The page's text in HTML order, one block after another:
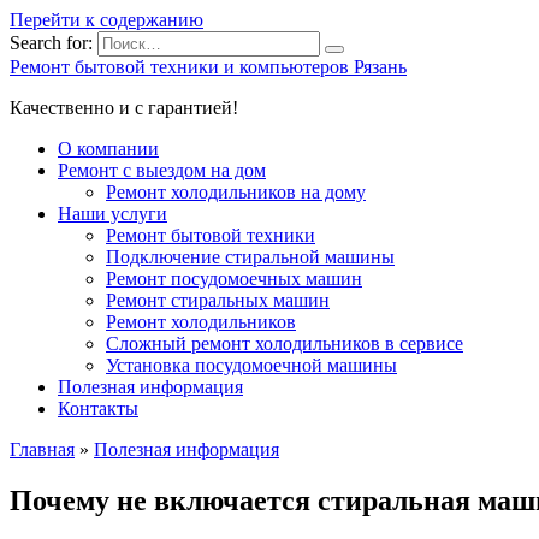
Перейти к содержанию
Search for:
Ремонт бытовой техники и компьютеров Рязань
Качественно и с гарантией!
О компании
Ремонт с выездом на дом
Ремонт холодильников на дому
Наши услуги
Ремонт бытовой техники
Подключение стиральной машины
Ремонт посудомоечных машин
Ремонт стиральных машин
Ремонт холодильников
Сложный ремонт холодильников в сервисе
Установка посудомоечной машины
Полезная информация
Контакты
Главная » Полезная информация
Почему не включается стиральная